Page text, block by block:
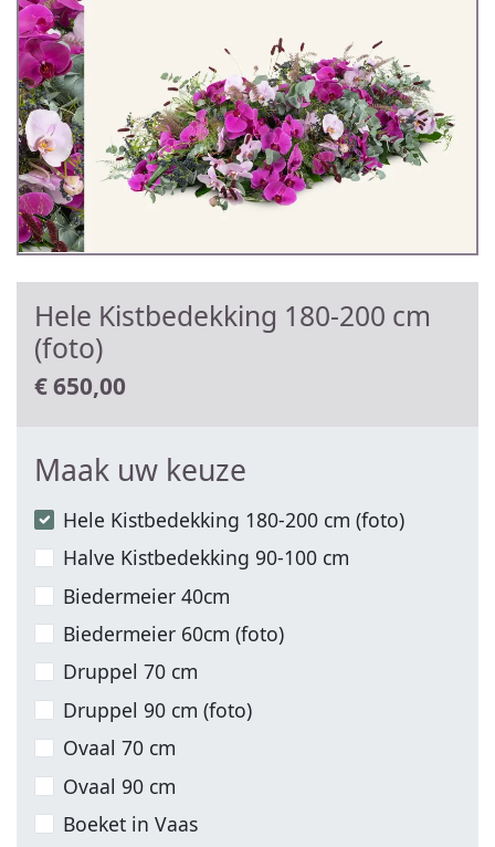
Hele Kistbedekking 180-200 cm
(foto)
€650,00
Maak uw keuze
Hele Kistbedekking 180-200 cm (foto)
Halve Kistbedekking 90-100 cm
Biedermeier 40cm
Biedermeier 60cm (foto)
Druppel 70 cm
Druppel 90 cm (foto)
Ovaal 70 cm
Ovaal 90 cm
Boeket in Vaas